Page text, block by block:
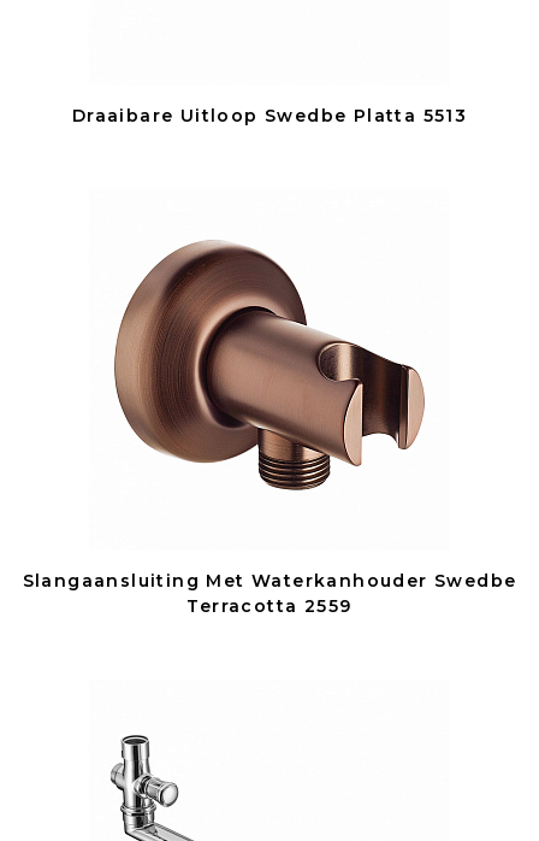
Draaibare Uitloop Swedbe Platta 5513
Slangaansluiting Met Waterkanhouder Swedbe
Terracotta 2559